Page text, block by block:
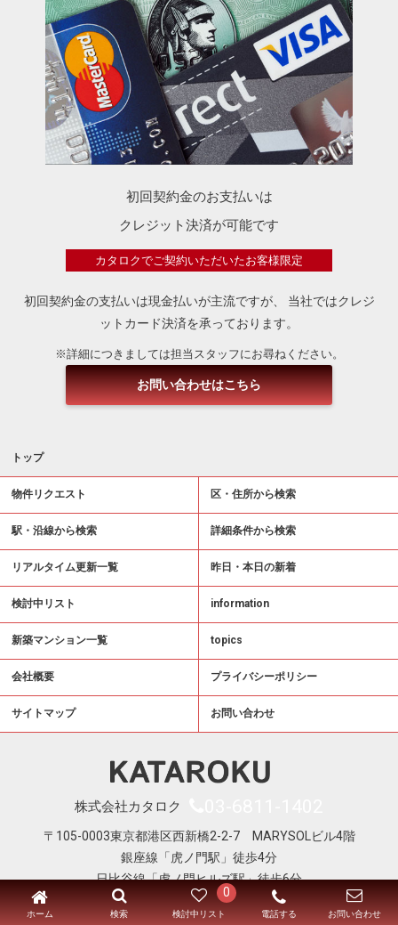
初回契約金のお支払いは
クレジット決済が可能です
カタロクでご契約いただいたお客様限定
初回契約金の支払いは現金払いが主流ですが、
当社ではクレジ
ットカード決済を承っております。
※詳細につきましては担当スタッフにお尋ねください。
お問い合わせはこちら
トップ
物件リクエスト 区・住所から検索
駅・沿線から検索 詳細条件から検索
リアルタイム更新一覧 昨日・本日の新着
検討中リスト information
新築マンション一覧 topics
会社概要 プライバシーポリシー
サイトマップ お問い合わせ
株式会社カタロク
〒105-0003東京都港区西新橋2-2-7 MARYSOLビル4階
銀座線「虎ノ門駅」徒歩4分
日比谷線「虎ノ門ヒルズ駅」徒歩6分
Copyright © KATAROKU All Right Reserved
ホーム
検索
0
検討中リスト 電話する お問い合わせ